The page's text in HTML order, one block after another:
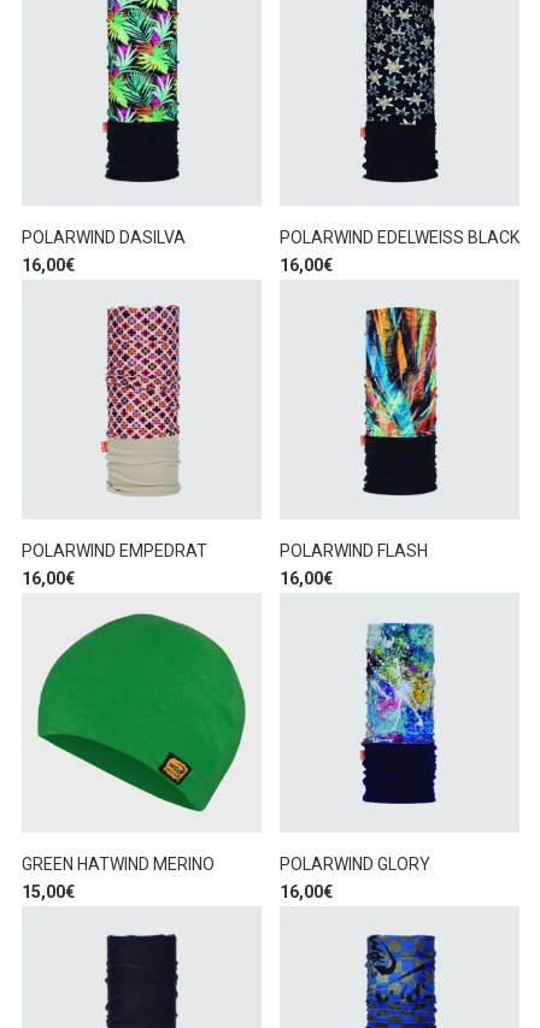
POLARWIND DASILVA
16,00€
POLARWIND EDELWEISS BLACK
16,00€
POLARWIND EMPEDRAT
16,00€
POLARWIND FLASH
16,00€
GREEN HATWIND MERINO
15,00€
POLARWIND GLORY
16,00€